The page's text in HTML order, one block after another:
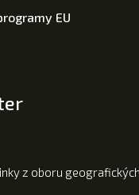
EU
z oboru